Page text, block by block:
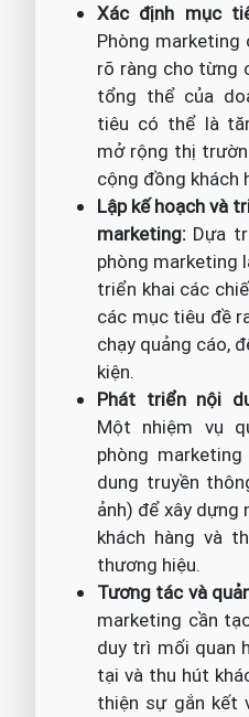
Xác định mục
Phòng marketing
rõ ràng cho từng
tổng thể của
tiêu có thể là
mở rộng thị
cộng đồng khách
Lập kế hoạch và
marketing: Dựa
phòng marketing
triển khai các
các mục tiêu đề
chạy quảng cáo,
kiện.
Phát triển nội
Một nhiệm vụ
phòng
dung truyền
ảnh) để xây dựng
khách hàng và
thương hiệu.
Tương tác và
marketing cần
duy trì mối quan
tại và thu hút
thiện sự gắn kết